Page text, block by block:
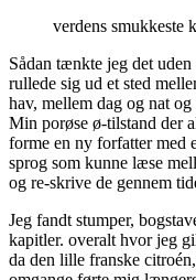
verdens smukkeste
Sådan tænkte jeg det
rullede sig ud et sted
hav, mellem dag og nat
Min porøse ø-tilstand der
forme en ny forfatter med
sprog som kunne læse
og re-skrive de gennem
Jeg fandt stumper,
kapitler. overalt hvor jeg
da den lille franske